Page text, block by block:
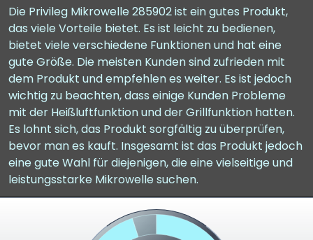
Die Privileg Mikrowelle 285902 ist ein gutes Produkt,
das viele Vorteile bietet. Es ist leicht zu bedienen,
bietet viele verschiedene Funktionen und hat eine
gute Größe. Die meisten Kunden sind zufrieden mit
dem Produkt und empfehlen es weiter. Es ist jedoch
wichtig zu beachten, dass einige Kunden Probleme
mit der Heißluftfunktion und der Grillfunktion hatten.
Es lohnt sich, das Produkt sorgfältig zu überprüfen,
bevor man es kauft. Insgesamt ist das Produkt jedoch
eine gute Wahl für diejenigen, die eine vielseitige und
leistungsstarke Mikrowelle suchen.